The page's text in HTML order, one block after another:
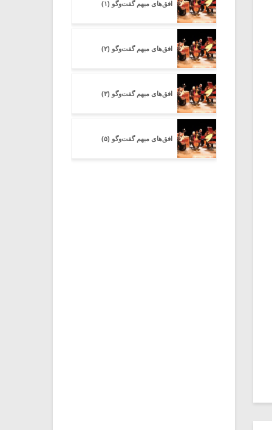
افق‌های مبهم گفت‌وگو (۱)
افق‌های مبهم گفت‌وگو (۲)
افق‌های مبهم گفت‌وگو (۳)
افق‌های مبهم گفت‌وگو (۵)